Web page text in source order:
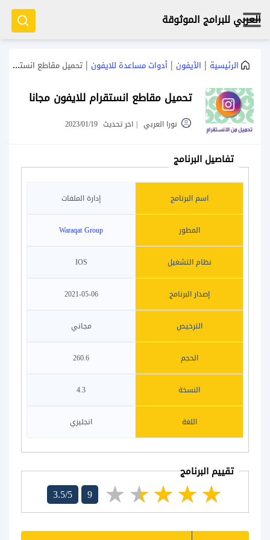
العربي للبرامج الموثوقة
الرئيسية | الآيفون | أدوات مساعدة للايفون | تحميل مقاطع انستقرام للايفون مجانا
تحميل مقاطع انستقرام للايفون مجانا
نورا العربي | اخر تحديث 2023/01/19
تفاصيل البرنامج
اسم البرنامج إدارة الملفات
المطور Waraqat Group
نظام التشغيل IOS
إصدار البرنامج 2021-05-06
الترخيص مجاني
الحجم 260.6
النسخة 4.3
اللغة انجليزي
تقييم البرنامج
3.5/5 9